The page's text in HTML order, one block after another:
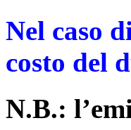
Nel caso
costo del
N.B.: